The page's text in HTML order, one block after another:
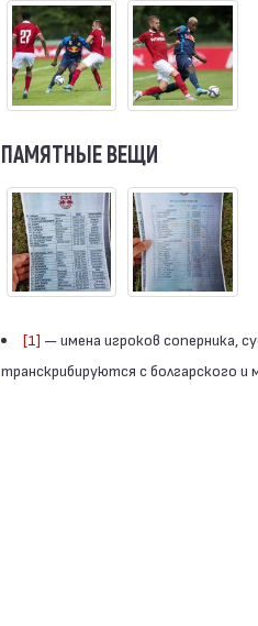
ПАМЯТНЫЕ ВЕЩИ
[1] — имена игроков соперника,
транскрибируются с болгарского